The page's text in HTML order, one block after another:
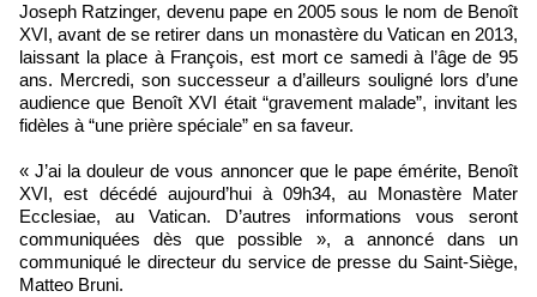
Joseph Ratzinger, devenu pape en 2005 sous le nom de Benoît
XVI, avant de se retirer dans un monastère du Vatican en 2013,
laissant la place à François, est mort ce samedi à l’âge de 95
ans. Mercredi, son successeur a d’ailleurs souligné lors d’une
audience que Benoît XVI était “gravement malade”, invitant les
fidèles à “une prière spéciale” en sa faveur.
« J’ai la douleur de vous annoncer que le pape émérite, Benoît
XVI, est décédé aujourd’hui à 09h34, au Monastère Mater
Ecclesiae, au Vatican. D’autres informations vous seront
communiquées dès que possible », a annoncé dans un
communiqué le directeur du service de presse du Saint-Siège,
Matteo Bruni.